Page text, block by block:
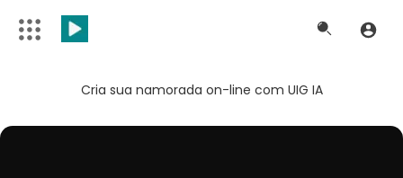
Cria sua namorada on-line com UIG IA